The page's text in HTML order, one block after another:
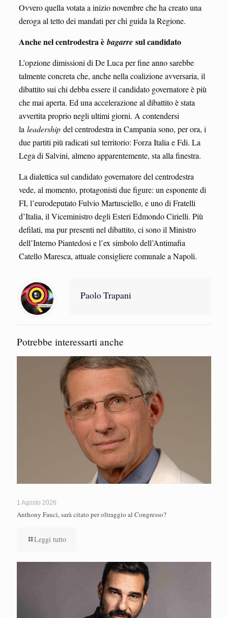
Ovvero quella votata a inizio novembre che ha creato una
deroga al tetto dei mandati per chi guida la Regione.
Anche nel centrodestra èbagarresul candidato
L’opzione dimissioni di De Luca per fine anno sarebbe
talmente concreta che, anche nella coalizione avversaria, il
dibattito sui chi debba essere il candidato governatore è più
che mai aperta. Ed una accelerazione al dibattito è stata
avvertita proprio negli ultimi giorni. A contendersi
la leadershipdel centrodestra in Campania sono, per ora, i
due partiti più radicati sul territorio: Forza Italia e Fdi. La
Lega di Salvini, almeno apparentemente, sta alla finestra.
La dialettica sul candidato governatore del centrodestra
vede, al momento, protagonisti due figure: un esponente di
FI, l’eurodeputato Fulvio Martusciello, e uno di Fratelli
d’Italia, il Viceministro degli Esteri Edmondo Cirielli. Più
defilati, ma pur presenti nel dibattito, ci sono il Ministro
dell’Interno Piantedosi e l’ex simbolo dell’Antimafia
Catello Maresca, attuale consigliere comunale a Napoli.
Paolo Trapani
Potrebbe interessarti anche
1 Agosto 2026
Anthony Fauci, sarà citato per oltraggio al Congresso?
Leggi tutto